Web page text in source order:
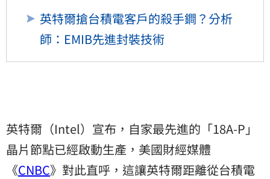
英特爾搶台積電客戶的殺手鐧？分析
師：EMIB先進封裝技術
英特爾（Intel）宣布，自家最先進的「18A-P」
晶片節點已經啟動生產，美國財經媒體
《CNBC》對此直呼，這讓英特爾距離從台積電